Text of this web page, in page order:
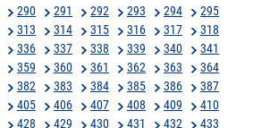
290 291 292 293 294
295
313 314 315 316 317
318
336 337 338 339 340
341
359 360 361 362 363
364
382 383 384 385 386
387
405 406 407 408 409
410
428 429 430 431 432
433